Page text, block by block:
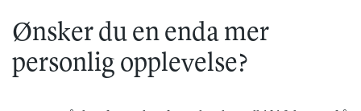
Ønsker du en enda mer
personlig opplevelse?